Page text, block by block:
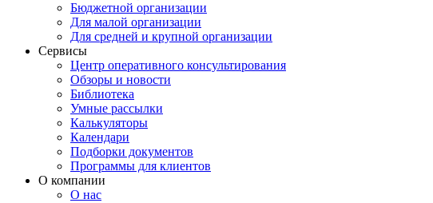
Бюджетной организации
Для малой организации
Для средней и крупной организации
Сервисы
Центр оперативного консультирования
Обзоры и новости
Библиотека
Умные рассылки
Калькуляторы
Календари
Подборки документов
Программы для клиентов
О компании
О нас